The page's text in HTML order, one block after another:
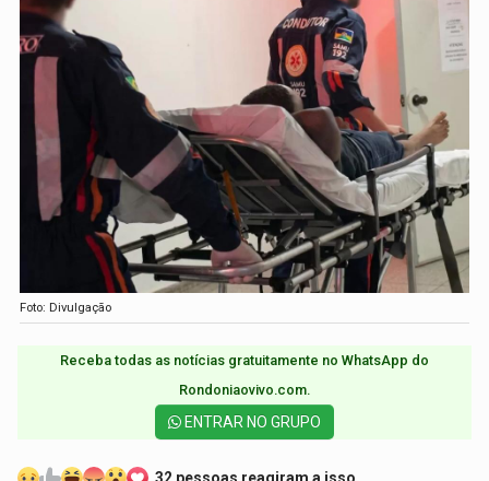
Foto: Divulgação
Receba todas as notícias gratuitamente no WhatsApp do
Rondoniaovivo.com.​
ENTRAR NO GRUPO
32 pessoas reagiram a isso.